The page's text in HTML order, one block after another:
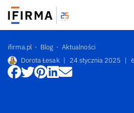
ifirma.pl Blog
Aktualności
Dorota Łesak | 24 stycznia 2025 |